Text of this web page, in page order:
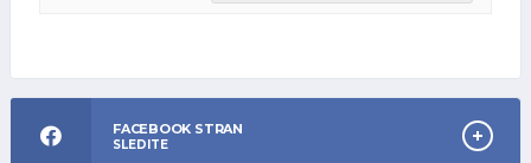
FACEBOOK STRAN
SLEDITE